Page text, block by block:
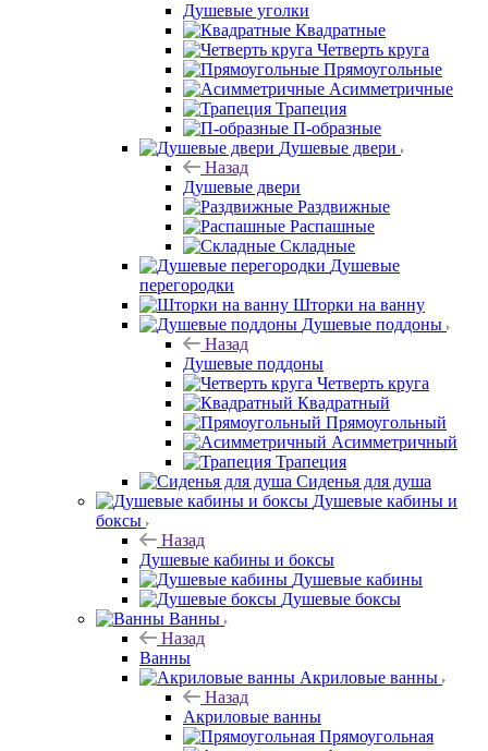
Душевые уголки
Квадратные
Четверть круга
Прямоугольные
Асимметричные
Трапеция
П-образные
Душевые двери
Назад
Душевые двери
Раздвижные
Распашные
Складные
Душевые
перегородки
Шторки на ванну
Душевые поддоны
Назад
Душевые поддоны
Четверть круга
Квадратный
Прямоугольный
Асимметричный
Трапеция
Сиденья для душа
Душевые кабины и
боксы
Назад
Душевые кабины и боксы
Душевые кабины
Душевые боксы
Ванны
Назад
Ванны
Акриловые ванны
Назад
Акриловые ванны
Прямоугольная